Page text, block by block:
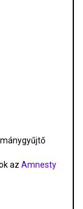
az Amnesty